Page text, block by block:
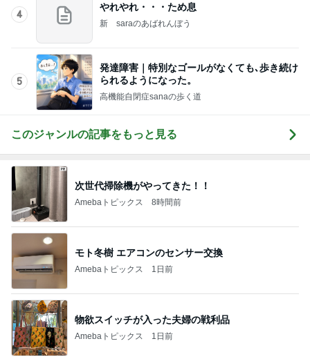
4
やれやれ・・・ため息
新 saraのあばれんぼう
5
発達障害｜特別なゴールがなくても､歩き続け
られるようになった。
高機能自閉症sanaの歩く道
このジャンルの記事をもっと見る
次世代掃除機がやってきた！！
Amebaトピックス 8時間前
モト冬樹 エアコンのセンサー交換
Amebaトピックス 1日前
物欲スイッチが入った夫婦の戦利品
Amebaトピックス 1日前